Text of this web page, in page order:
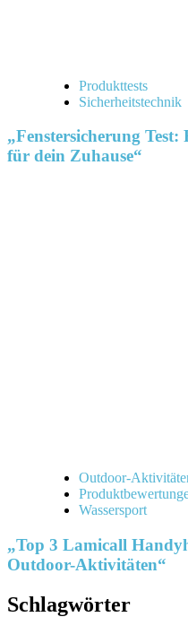
Produkttests
Sicherheitstechnik
„Fenstersicherung
für dein Zuhause“
Outdoor-
Wassersport
„Top 3 Lamicall
Outdoor-Aktivitäten“
Schlagwörter